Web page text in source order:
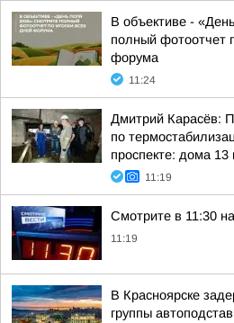
В объективе -
полный фотоотчет
форума
11:24
Дмитрий Карасёв:
по
проспекте: дома 13
11:19
Смотрите в 11:30
11:19
В Красноярске
группы